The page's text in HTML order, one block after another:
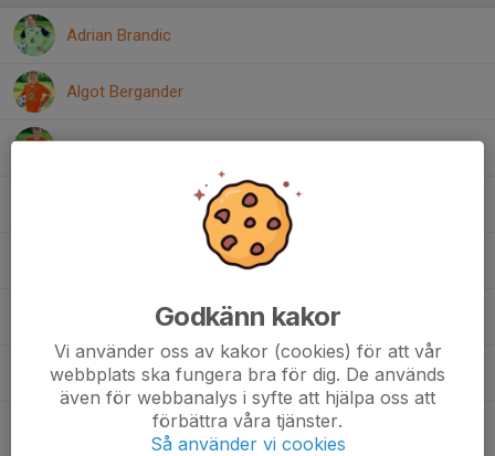
Adrian Brandic
Algot Bergander
Axel Johansson
Gustav Johansson
Philip Fridlund
Sixten Ovens
Godkänn kakor
Vi använder oss av kakor (cookies) för att vår
webbplats ska fungera bra för dig. De används
även för webbanalys i syfte att hjälpa oss att
förbättra våra tjänster.
Så använder vi cookies